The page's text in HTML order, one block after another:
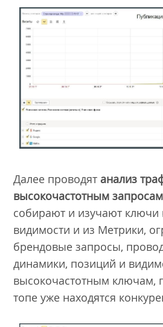
Далее проводятанализ
высокочастотным запросам
собирают и изучают ключи
видимости и из Метрики,
брендовые запросы,
динамики, позиций и
высокочастотным ключам,
топе уже находятся